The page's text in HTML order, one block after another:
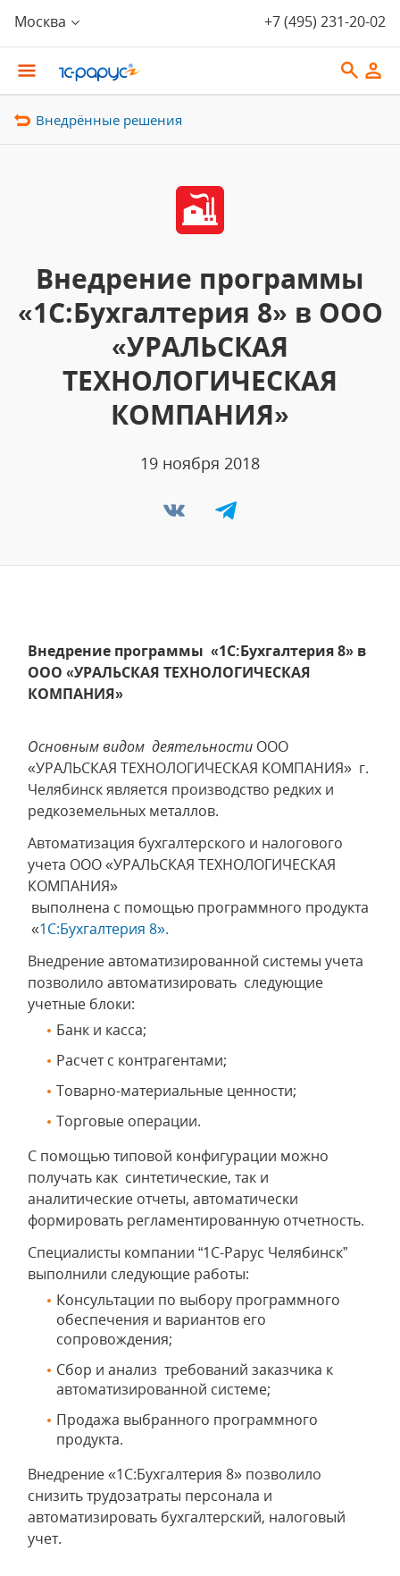
Москва +7 (495) 231-20-02
Внедрённые решения
Внедрение программы
«1С:Бухгалтерия 8» в ООО
«УРАЛЬСКАЯ
ТЕХНОЛОГИЧЕСКАЯ
КОМПАНИЯ»
19 ноября 2018
Внедрение программы «1С:Бухгалтерия 8» в
ООО «УРАЛЬСКАЯ ТЕХНОЛОГИЧЕСКАЯ
КОМПАНИЯ»
Основным видом деятельности ООО
«УРАЛЬСКАЯ ТЕХНОЛОГИЧЕСКАЯ КОМПАНИЯ» г.
Челябинск является производство редких и
редкоземельных металлов.
Автоматизация бухгалтерского и налогового
учета ООО «УРАЛЬСКАЯ ТЕХНОЛОГИЧЕСКАЯ
КОМПАНИЯ»
выполнена с помощью программного продукта
«1С:Бухгалтерия 8».
Внедрение автоматизированной системы учета
позволило автоматизировать следующие
учетные блоки:
Банк и касса;
Расчет с контрагентами;
Товарно-материальные ценности;
Торговые операции.
С помощью типовой конфигурации можно
получать как синтетические, так и
аналитические отчеты, автоматически
формировать регламентированную отчетность.
Специалисты компании “1С-Рарус Челябинск”
выполнили следующие работы:
Консультации по выбору программного
обеспечения и вариантов его
сопровождения;
Сбор и анализ требований заказчика к
автоматизированной системе;
Продажа выбранного программного
продукта.
Внедрение «1С:Бухгалтерия 8» позволило
снизить трудозатраты персонала и
автоматизировать бухгалтерский, налоговый
учет.